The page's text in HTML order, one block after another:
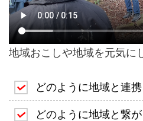
地域おこしや地域を元気に
どのように地域と連
どのように地域と繋